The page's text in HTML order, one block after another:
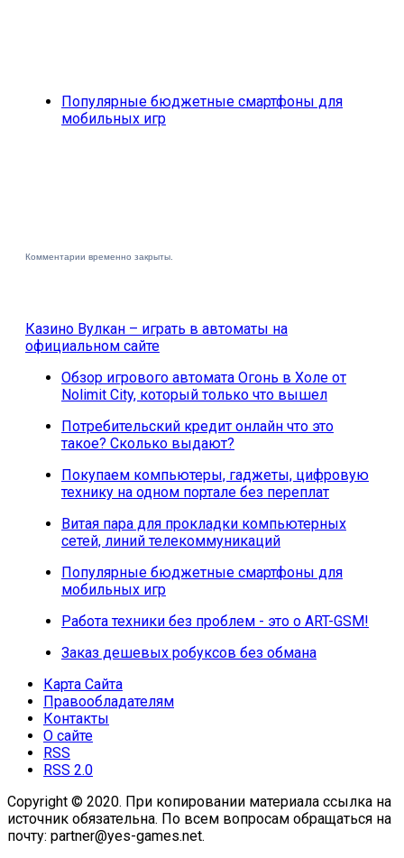
Популярные бюджетные смартфоны для
мобильных игр
Комментарии временно закрыты.
Казино Вулкан – играть в автоматы на
официальном сайте
Обзор игрового автомата Огонь в Холе от
Nolimit City, который только что вышел
Потребительский кредит онлайн что это
такое? Сколько выдают?
Покупаем компьютеры, гаджеты, цифровую
технику на одном портале без переплат
Витая пара для прокладки компьютерных
сетей, линий телекоммуникаций
Популярные бюджетные смартфоны для
мобильных игр
Работа техники без проблем - это о ART-GSM!
Заказ дешевых робуксов без обмана
Карта Сайта
Правообладателям
Контакты
О сайте
RSS
RSS 2.0
Copyright © 2020. При копировании материала ссылка на
источник обязательна. По всем вопросам обращаться на
почту: partner@yes-games.net.